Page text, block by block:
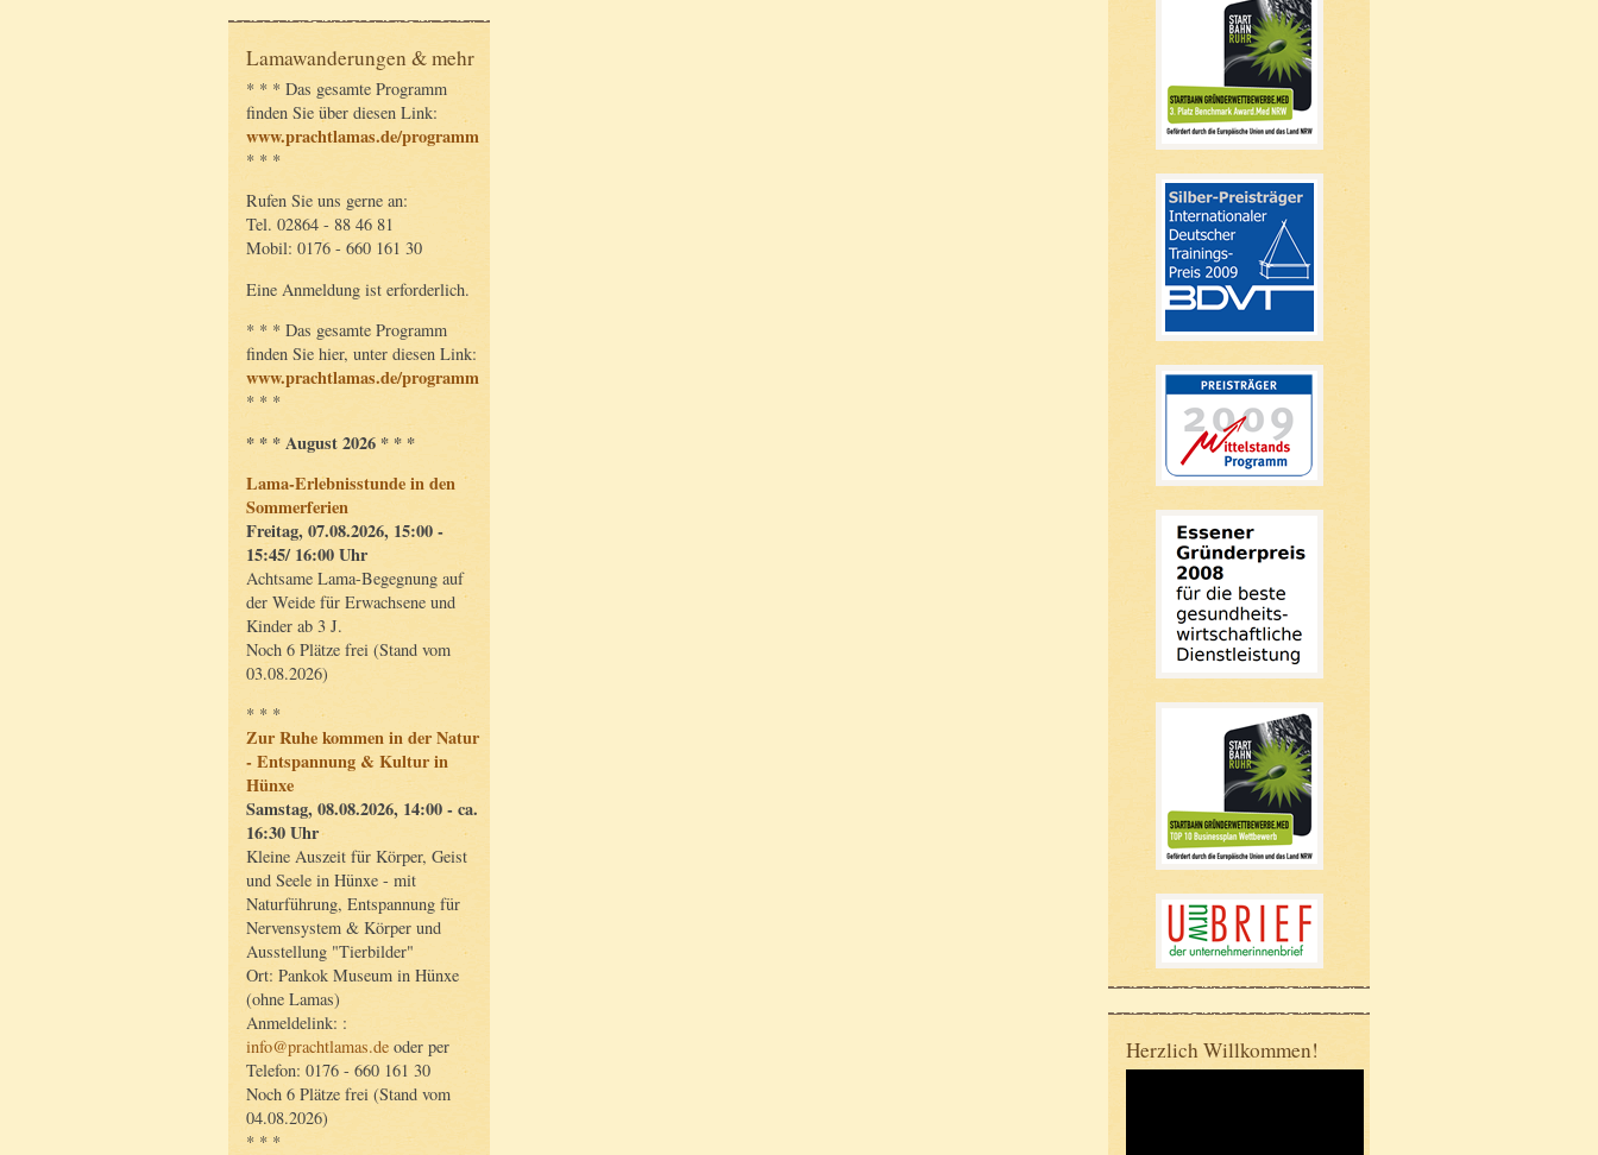
Lamawanderungen & mehr
* * * Das gesamte Programm
finden Sie über diesen Link:
www.prachtlamas.de/programm
* * *
Rufen Sie uns gerne an:
Tel. 02864 - 88 46 81
Mobil: 0176 - 660 161 30
Eine Anmeldung ist erforderlich.
* * * Das gesamte Programm
finden Sie hier, unter diesen Link:
www.prachtlamas.de/programm
* * *
* * * August 2026 * * *
Lama-Erlebnisstunde in den
Sommerferien
Freitag, 07.08.2026, 15:00 -
15:45/ 16:00 Uhr
Achtsame Lama-Begegnung auf
der Weide für Erwachsene und
Kinder ab 3 J.
Noch 6 Plätze frei (Stand vom
03.08.2026)
* * *
Zur Ruhe kommen in der Natur
- Entspannung & Kultur in
Hünxe
Samstag, 08.08.2026, 14:00 - ca.
16:30 Uhr
Kleine Auszeit für Körper, Geist
und Seele in Hünxe - mit
Naturführung, Entspannung für
Nervensystem & Körper und
Ausstellung "Tierbilder"
Ort: Pankok Museum in Hünxe
(ohne Lamas)
Anmeldelink: :
info@prachtlamas.de oder per
Telefon: 0176 - 660 161 30
Noch 6 Plätze frei (Stand vom
04.08.2026)
* * *
Herzlich Willkommen!